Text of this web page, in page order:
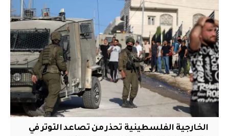
الخارجية الفلسطينية تحذر من تصاعد التوتر في